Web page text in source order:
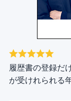
履歴書の登録だ
が受けれられる